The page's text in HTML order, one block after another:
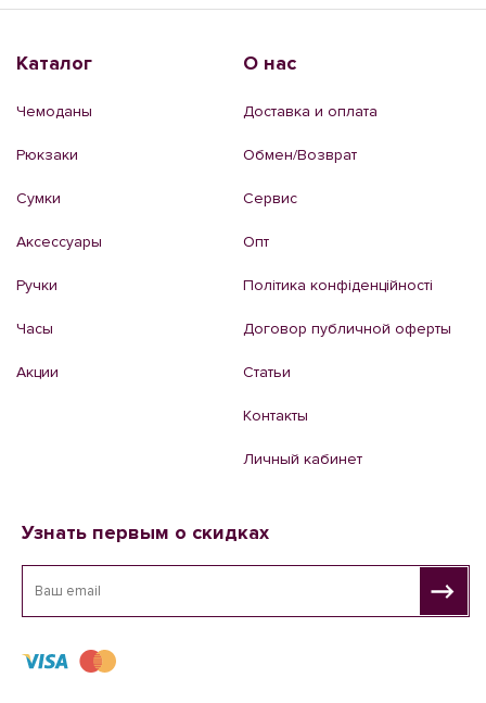
Каталог
Чемоданы
Рюкзаки
Сумки
Аксессуары
Ручки
Часы
Акции
О нас
Доставка и оплата
Обмен/Возврат
Сервис
Опт
Політика конфіденційності
Договор публичной оферты
Статьи
Контакты
Личный кабинет
Узнать первым о скидках